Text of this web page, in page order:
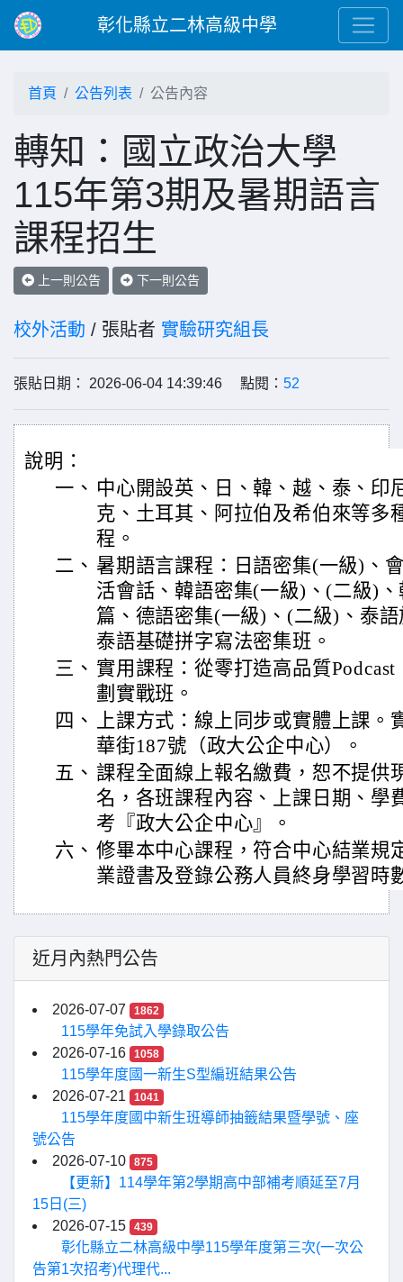
彰化縣立二林高級中學
首頁 公告列表 公告內容
轉知：國立政治大學
115年第3期及暑期語言
課程招生
上一則公告 下一則公告
校外活動 / 張貼者 實驗研究組長
張貼日期： 2026-06-04 14:39:46 點閱： 52
說明：
一、 中心開設英、日、韓、越、泰、印
克、土耳其、阿拉伯及希伯來等多
程。
二、 暑期語言課程：日語密集(一級)、
活會話、韓語密集(一級)、(二級)
篇、德語密集(一級)、(二級)、泰
泰語基礎拼字寫法密集班。
三、 實用課程：從零打造高品質
劃實戰班。
四、
上課方式：線上同步或實體上課。
華街187號（政大公企中心）。
五、 課程全面線上報名繳費，恕不提供
名，各班課程內容、上課日期、學
考『政大公企中心』。
六、 修畢本中心課程，符合中心結業規
業證書及登錄公務人員終身學習時
近月內熱門公告
2026-07-07 1862
115學年免試入學錄取公告
2026-07-16
1058
115學年度國一新生S型編班結果公告
2026-07-21
1041
115學年度國中新生班導師抽籤結果暨學號、座
號公告
2026-07-10
875
【更新】114學年第2學期高中部補考順延至7月
15日(三)
2026-07-15
439
彰化縣立二林高級中學115學年度第三次(一次公
告第1次招考)代理代...